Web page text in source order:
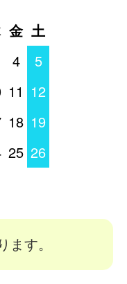
金 土
4
5
11 12
18 19
25 26
ます。